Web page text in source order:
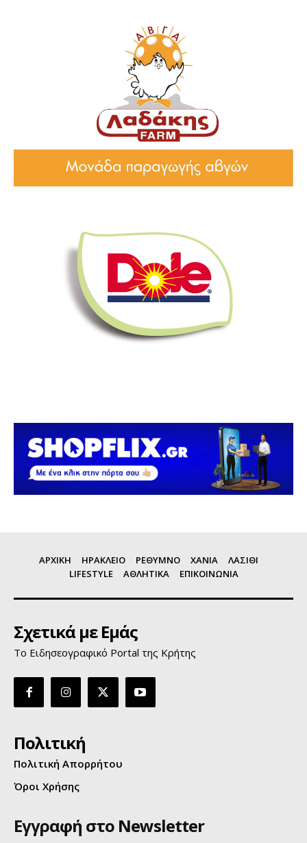
ΑΡΧΙΚΗ ΗΡΑΚΛΕΙΟ ΡΕΘΥΜΝΟ ΧΑΝΙΑ
ΛΑΣΙΘΙ
LIFESTYLE
ΑΘΛΗΤΙΚΑ ΕΠΙΚΟΙΝΩΝΙΑ
Σχετικά με Εμάς
Το Ειδησεογραφικό Portal της Κρήτης
Πολιτική
Πολιτική Απορρήτου
Όροι Χρήσης
Εγγραφή στο Newsletter